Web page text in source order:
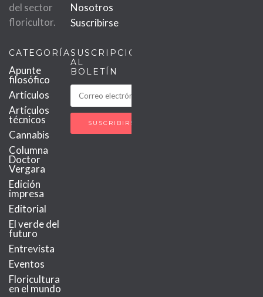
del sector
floricultor.
Nosotros
Suscribirse
CATEGORÍAS
Apunte
filosófico
Artículos
Artículos
técnicos
Cannabis
Columna
Doctor
Vergara
Edición
impresa
Editorial
El verde del
futuro
Entrevista
Eventos
Floricultura
en el mundo
SUSCRIPCIÓN
AL
BOLETÍN